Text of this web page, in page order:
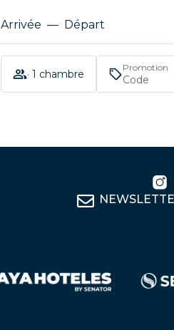
Arrivée — Départ
· 1 chambre
Promotion